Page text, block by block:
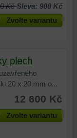
KčSleva: 900 Kč
Zvolte variantu
plech
20 x 20 mm o...
12 600 Kč
Zvolte variantu